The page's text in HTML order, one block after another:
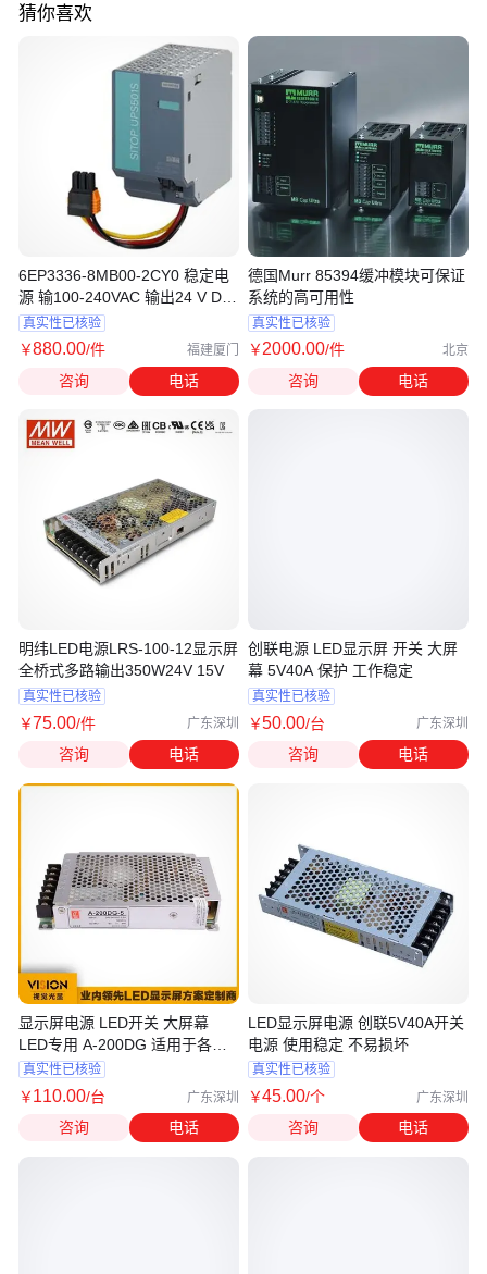
猜你喜欢
6EP3336-8MB00-2CY0 稳定电
源 输100-240VAC 输出24 V DC
带 PN/IE 接口
真实性已核验
￥880.00/件 福建厦门
咨询 电话
明纬LED电源LRS-100-12显示屏
全桥式多路输出350W24V 15V
真实性已核验
￥75.00/件 广东深圳
咨询 电话
显示屏电源 LED开关 大屏幕
LED专用 A-200DG 适用于各大
商场
真实性已核验
￥110.00/台 广东深圳
咨询 电话
德国Murr 85394缓冲模块可保证
系统的高可用性
真实性已核验
￥2000.00/件 北京
咨询 电话
创联电源 LED显示屏 开关 大屏
幕 5V40A 保护 工作稳定
真实性已核验
￥50.00/台 广东深圳
咨询 电话
LED显示屏电源 创联5V40A开关
电源 使用稳定 不易损坏
真实性已核验
￥45.00/个 广东深圳
咨询 电话